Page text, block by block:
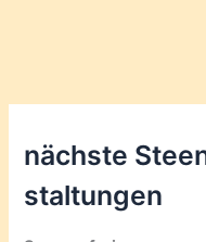
nächste
staltungen